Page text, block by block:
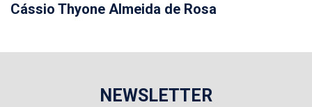
Cássio Thyone Almeida de Rosa
NEWSLETTER